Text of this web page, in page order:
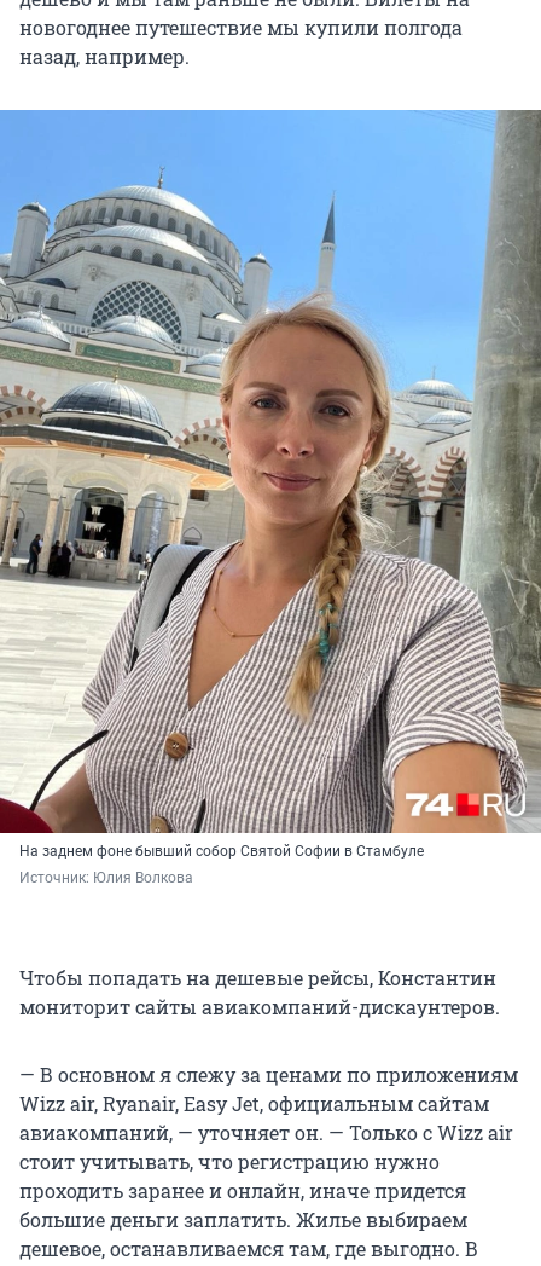
новогоднее путешествие мы купили полгода
назад, например.
На заднем фоне бывший собор Святой Софии в Стамбуле
Источник: Юлия Волкова
Чтобы попадать на дешевые рейсы, Константин
мониторит сайты авиакомпаний-дискаунтеров.
— В основном я слежу за ценами по приложениям
Wizz air, Ryanair, Easy Jet, официальным сайтам
авиакомпаний, — уточняет он. — Только с Wizz air
стоит учитывать, что регистрацию нужно
проходить заранее и онлайн, иначе придется
большие деньги заплатить. Жилье выбираем
дешевое, останавливаемся там, где выгодно. В